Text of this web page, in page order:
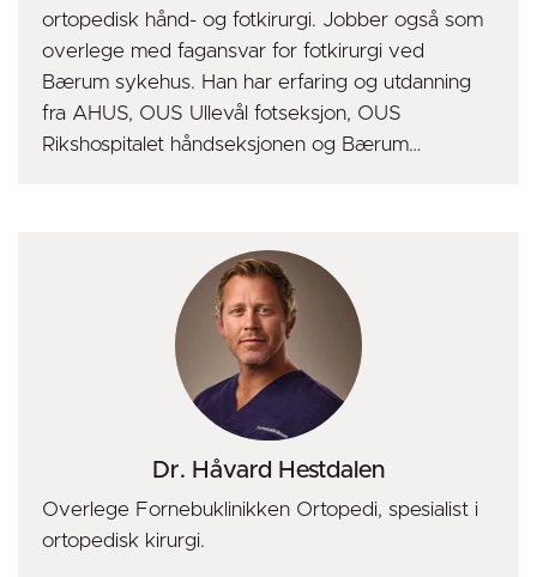
ortopedisk hånd- og fotkirurgi. Jobber også som
overlege med fagansvar for fotkirurgi ved
Bærum sykehus. Han har erfaring og utdanning
fra AHUS, OUS Ullevål fotseksjon, OUS
Rikshospitalet håndseksjonen og Bærum
Dr. Håvard Hestdalen
Overlege Fornebuklinikken Ortopedi, spesialist i
ortopedisk kirurgi.